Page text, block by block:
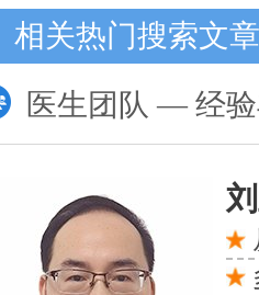
相关热门搜索文章
医生团队 — 经